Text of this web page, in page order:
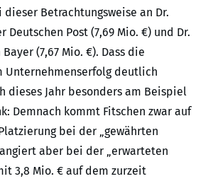
Betrachtungsweise an Dr.
Deutschen Post (7,69 Mio. €) und Dr.
(7,67 Mio. €). Dass die
Unternehmenserfolg deutlich
dieses Jahr besonders am Beispiel
Demnach kommt Fitschen zwar auf
bei der „gewährten
aber bei der „erwarteten
3,8 Mio. € auf dem zurzeit